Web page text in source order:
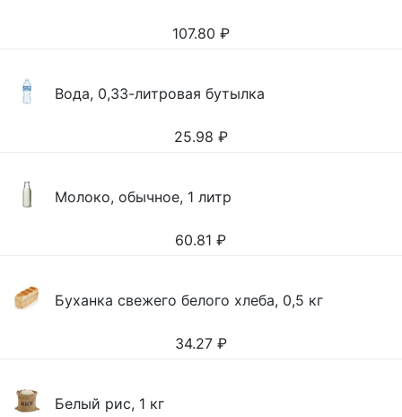
107.80 ₽
Вода, 0,33-литровая бутылка
25.98 ₽
Молоко, обычное, 1 литр
60.81 ₽
Буханка свежего белого хлеба, 0,5 кг
34.27 ₽
Белый рис, 1 кг